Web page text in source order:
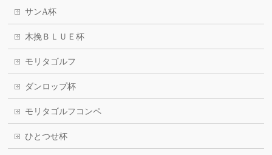
サンA杯
木挽ＢＬＵＥ杯
モリタゴルフ
ダンロップ杯
モリタゴルフコンペ
ひとつせ杯